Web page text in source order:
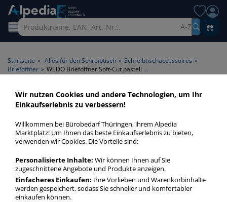
A-Z
Startseite » Alles für den Schreibtisch » Schreibtischaccessoires »
Brieföffner » WEDO Brieföffner Soft-Cut pastell lila Edelstahl 147954
Wir nutzen Cookies und andere Technologien, um Ihr
Einkaufserlebnis zu verbessern!
Willkommen bei Bürobedarf Thüringen, ihrem Alpedia
Marktplatz! Um Ihnen das beste Einkaufserlebnis zu bieten,
verwenden wir Cookies. Die Vorteile sind:
Personalisierte Inhalte: Wir können Ihnen auf Sie
zugeschnittene Angebote und Produkte anzeigen.
Einfacheres Einkaufen: Ihre Vorlieben und Warenkorbinhalte
werden gespeichert, sodass Sie schneller und komfortabler
einkaufen können.